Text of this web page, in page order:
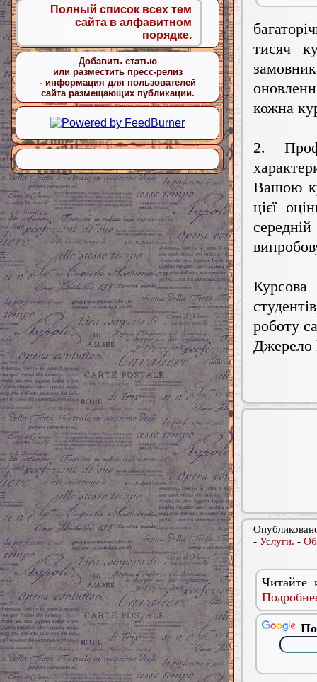
тисяч
кожна
2.
Вашою
цієї
роботу
Джерело
- Услуги. -
Читайте
Полный список всех тем
сайта в алфавитном
порядке.
Добавить статью
или разместить пресс-релиз
- информация для пользователей
сайта размещающих публикации.